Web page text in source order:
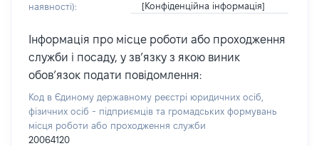
наявності):
[Конфіденційна інформація]
Інформація про місце роботи або проходження
служби і посаду, у зв’язку з якою виник
обов’язок подати повідомлення:
Код в Єдиному державному реєстрі юридичних осіб,
фізичних осіб - підприємців та громадських формувань
місця роботи або проходження служби
20064120